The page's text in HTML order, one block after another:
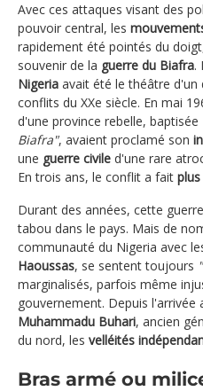
Avec ces attaques visant des
pouvoir central, les
rapidement été pointés du
souvenir de la guerre du Biafra.
Nigeria avait été le théâtre d'un
conflits du XXe siècle. En mai
d'une province rebelle, baptisée
Biafra", avaient proclamé son
une guerre civile d'une rare
En trois ans, le conflit a fait
Durant des années, cette
tabou dans le pays. Mais de
communauté du Nigeria avec
Haoussas, se sentent toujours
marginalisés, parfois même
gouvernement. Depuis l'arrivée
Muhammadu Buhari, ancien
du nord, les velléités
Bras armé ou